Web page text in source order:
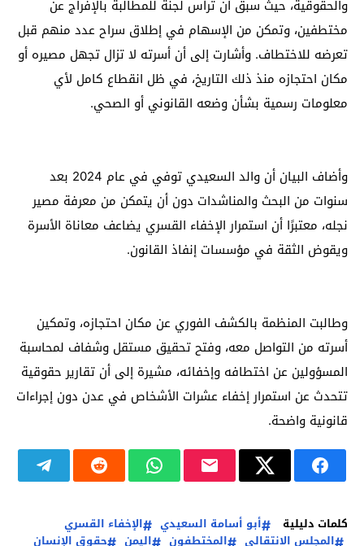
والحقوقية، حيث سبق أن ترأس لجنة للمطالبة بالإفراج عن
مختطفين، وتمكن من الإسهام في إطلاق سراح عدد منهم قبل
تعرضه للاختطاف. وأشارت إلى أن أسرته لا تزال تجهل مصيره أو
مكان احتجازه منذ ذلك التاريخ، في ظل انقطاع كامل لأي
معلومات رسمية بشأن وضعه القانوني أو الصحي.
وأضاف البيان أن والد السعيدي توفي في عام 2024 بعد
سنوات من البحث والمناشدات دون أن يتمكن من معرفة مصير
نجله، معتبرًا أن استمرار الإخفاء القسري يضاعف معاناة الأسرة
ويقوض الثقة في مؤسسات إنفاذ القانون.
وطالبت المنظمة بالكشف الفوري عن مكان احتجازه، وتمكين
أسرته من التواصل معه، وفتح تحقيق مستقل وشفاف لمحاسبة
المسؤولين عن اختطافه وإخفائه، مشيرة إلى أن تقارير حقوقية
تتحدث عن استمرار إخفاء عشرات الأشخاص في عدن دون إجراءات
قانونية واضحة.
كلمات دليلية أبو أسامة السعيدي
الإخفاء القسري
المجلس الانتقالي
المختطفون اليمن حقوق الإنسان